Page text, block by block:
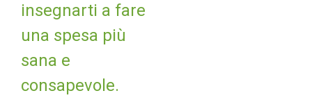
insegnarti a fare
una spesa più
sana e
consapevole.